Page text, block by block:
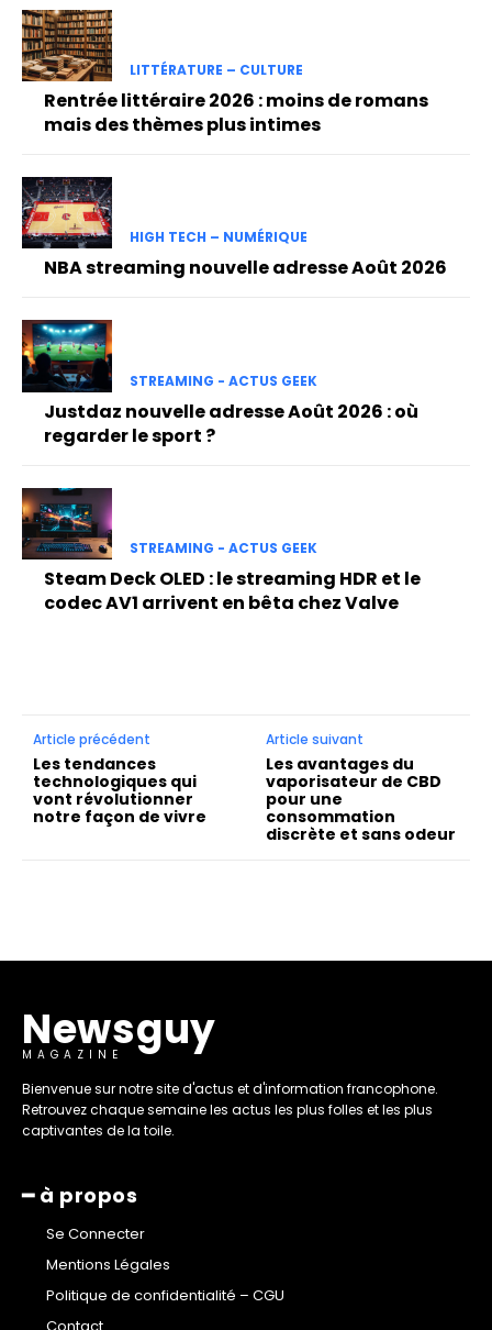
LITTÉRATURE – CULTURE
Rentrée littéraire 2026 : moins de romans
mais des thèmes plus intimes
HIGH TECH – NUMÉRIQUE
NBA streaming nouvelle adresse Août 2026
STREAMING - ACTUS GEEK
Justdaz nouvelle adresse Août 2026 : où
regarder le sport ?
STREAMING - ACTUS GEEK
Steam Deck OLED : le streaming HDR et le
codec AV1 arrivent en bêta chez Valve
Article précédent
Les tendances
technologiques qui
vont révolutionner
notre façon de vivre
Article suivant
Les avantages du
vaporisateur de CBD
pour une
consommation
discrète et sans odeur
Newsguy
MAGAZINE
Bienvenue sur notre site d'actus et d'information francophone.
Retrouvez chaque semaine les actus les plus folles et les plus
captivantes de la toile.
━ à propos
Se Connecter
Mentions Légales
Politique de confidentialité – CGU